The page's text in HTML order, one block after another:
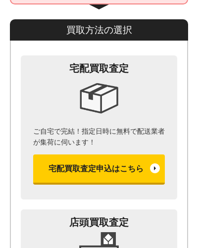
買取方法の選択
宅配買取査定
ご自宅で完結！指定日時に無料で配送業者
が集荷に伺います！
宅配買取査定申込はこちら
店頭買取査定